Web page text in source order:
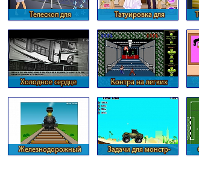
Телескоп для
Татуировка для
Холодное сердце
Контра на легких
Железнодорожный
Задачи для монстр-